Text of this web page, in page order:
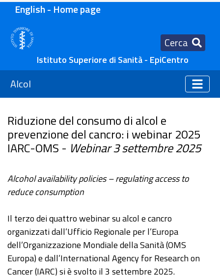
English - Home page
Cerca
Istituto Superiore di Sanità - EpiCentro
Alcol
Riduzione del consumo di alcol e
prevenzione del cancro: i webinar 2025
IARC-OMS - Webinar 3 settembre 2025
Alcohol availability policies – regulating access to
reduce consumption
Il terzo dei quattro webinar su alcol e cancro
organizzati dall’Ufficio Regionale per l’Europa
dell’Organizzazione Mondiale della Sanità (OMS
Europa) e dall’International Agency for Research on
Cancer (IARC) si è svolto il 3 settembre 2025.